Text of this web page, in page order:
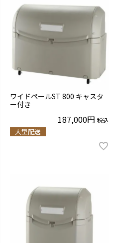
ワイドペールST 800 キャスタ
ー付き
187,000 税込
大型配送